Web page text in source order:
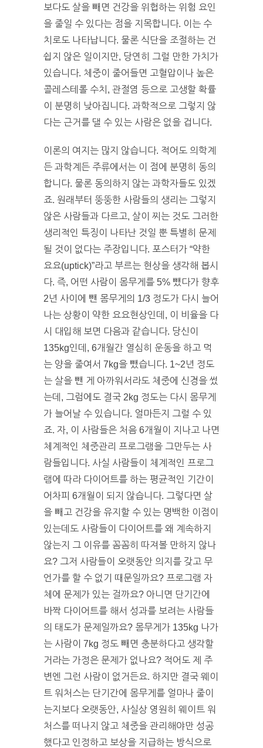
보다도 살을 빼면 건강을 위협하는 위험 요인
을 줄일 수 있다는 점을 지목합니다. 이는 수
치로도 나타납니다. 물론 식단을 조절하는 건
쉽지 않은 일이지만, 당연히 그럴 만한 가치가
있습니다. 체중이 줄어들면 고혈압이나 높은
콜레스테롤 수치, 관절염 등으로 고생할 확률
이 분명히 낮아집니다. 과학적으로 그렇지 않
다는 근거를 댈 수 있는 사람은 없을 겁니다.
이론의 여지는 많지 않습니다. 적어도 의학계
든 과학계든 주류에서는 이 점에 분명히 동의
합니다. 물론 동의하지 않는 과학자들도 있겠
죠. 원래부터 뚱뚱한 사람들의 생리는 그렇지
않은 사람들과 다르고, 살이 찌는 것도 그러한
생리적인 특징이 나타난 것일 뿐 특별히 문제
될 것이 없다는 주장입니다. 포스터가 “약한
요요(uptick)”라고 부르는 현상을 생각해 봅시
다. 즉, 어떤 사람이 몸무게를 5% 뺐다가 향후
2년 사이에 뺀 몸무게의 1/3 정도가 다시 늘어
나는 상황이 약한 요요현상인데, 이 비율을 다
시 대입해 보면 다음과 같습니다. 당신이
135kg인데, 6개월간 열심히 운동을 하고 먹
는 양을 줄여서 7kg을 뺐습니다. 1~2년 정도
는 살을 뺀 게 아까워서라도 체중에 신경을 썼
는데, 그럼에도 결국 2kg 정도는 다시 몸무게
가 늘어날 수 있습니다. 얼마든지 그럴 수 있
죠. 자, 이 사람들은 처음 6개월이 지나고 나면
체계적인 체중관리 프로그램을 그만두는 사
람들입니다. 사실 사람들이 체계적인 프로그
램에 따라 다이어트를 하는 평균적인 기간이
어차피 6개월이 되지 않습니다. 그렇다면 살
을 빼고 건강을 유지할 수 있는 명백한 이점이
있는데도 사람들이 다이어트를 왜 계속하지
않는지 그 이유를 꼼꼼히 따져볼 만하지 않나
요? 그저 사람들이 오랫동안 의지를 갖고 무
언가를 할 수 없기 때문일까요? 프로그램 자
체에 문제가 있는 걸까요? 아니면 단기간에
바짝 다이어트를 해서 성과를 보려는 사람들
의 태도가 문제일까요? 몸무게가 135kg 나가
는 사람이 7kg 정도 빼면 충분하다고 생각할
거라는 가정은 문제가 없나요? 적어도 제 주
변엔 그런 사람이 없거든요. 하지만 결국 웨이
트 워처스는 단기간에 몸무게를 얼마나 줄이
는지보다 오랫동안, 사실상 영원히 웨이트 워
처스를 떠나지 않고 체중을 관리해야만 성공
했다고 인정하고 보상을 지급하는 방식으로